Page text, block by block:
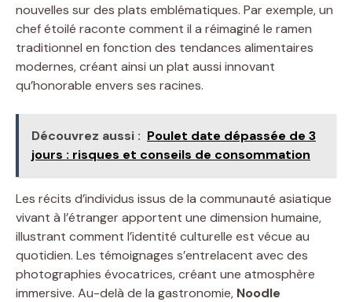
nouvelles sur des plats emblématiques. Par exemple, un
chef étoilé raconte comment il a réimaginé le ramen
traditionnel en fonction des tendances alimentaires
modernes, créant ainsi un plat aussi innovant
qu’honorable envers ses racines.
Découvrez aussi : Poulet date dépassée de 3
jours : risques et conseils de consommation
Les récits d’individus issus de la communauté asiatique
vivant à l’étranger apportent une dimension humaine,
illustrant comment l’identité culturelle est vécue au
quotidien. Les témoignages s’entrelacent avec des
photographies évocatrices, créant une atmosphère
immersive. Au-delà de la gastronomie, Noodle